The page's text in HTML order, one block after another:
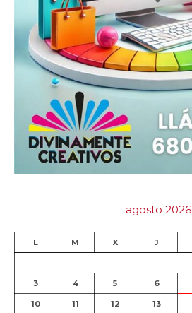
agosto 2026
L M X J
3 4 5 6
10 11 12 13